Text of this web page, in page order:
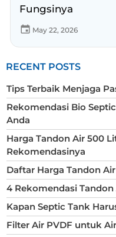
Fungsinya
May 22, 2026
RECENT POSTS
Tips Terbaik Menjaga
Rekomendasi Bio
Anda
Harga Tandon Air 500
Rekomendasinya
Daftar Harga Tandon
4 Rekomendasi
Kapan Septic Tank
Filter Air PVDF untuk